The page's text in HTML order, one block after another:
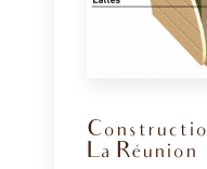
La Réunion